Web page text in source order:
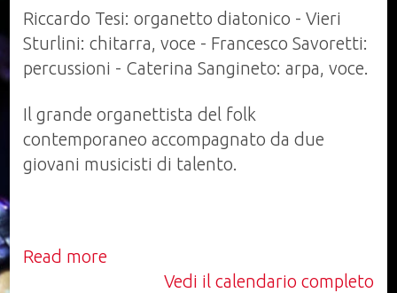
Riccardo Tesi: organetto diatonico - Vieri
Sturlini: chitarra, voce - Francesco Savoretti:
percussioni - Caterina Sangineto: arpa, voce.
Il grande organettista del folk
contemporaneo accompagnato da due
giovani musicisti di talento.
Read more
Vedi il calendario completo